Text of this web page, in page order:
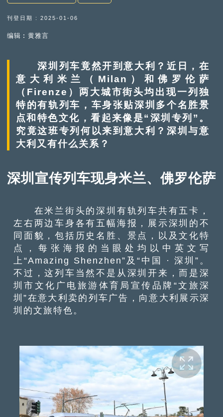
刊登日期 : 2025-01-06
编辑︰黄雅言
深圳列车竟然开到意大利？近日，在
意大利米兰（Milan）和佛罗伦萨
（Firenze）两大城市街头均出现一列独
特的有轨列车，车身张贴深圳多个名胜景
点和特色文化，看起来像是“深圳专列”。
究竟这班专列何以来到意大利？深圳与意
大利又有什么关系？
深圳宣传列车现身米兰、佛罗伦萨
在米兰街头的深圳有轨列车共有五卡，
左右两边车身各有五幅海报，展示深圳的不
同面貌，包括历史名胜、景点，以及文化特
点，每张海报的当眼处均以中英文写
上“Amazing Shenzhen”及“中国 · 深圳”。
不过，这列车当然不是从深圳开来，而是深
圳市文化广电旅游体育局宣传品牌“文旅深
圳”在意大利卖的列车广告，向意大利展示深
圳的文旅特色。